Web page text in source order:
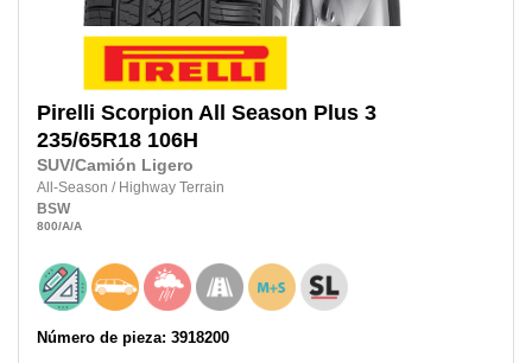
Pirelli Scorpion All Season Plus 3
235/65R18 106H
SUV/Camión Ligero
All-Season / Highway Terrain
BSW
800/A/A
Número de pieza: 3918200